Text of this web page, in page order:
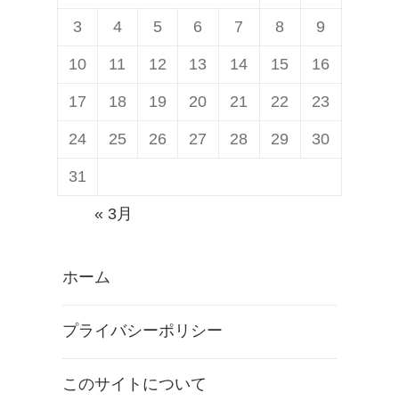
3 4 5 6 7 8 9
10 11 12 13 14 15 16
17 18 19 20 21 22 23
24 25 26 27 28 29 30
31
« 3月
ホーム
プライバシーポリシー
このサイトについて